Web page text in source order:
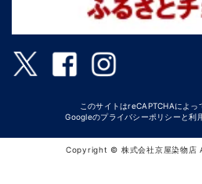
このサイトはreCAPTCHAによっ
Googleのプライバシーポリシー と利
Copyright © 株式会社京屋染物店